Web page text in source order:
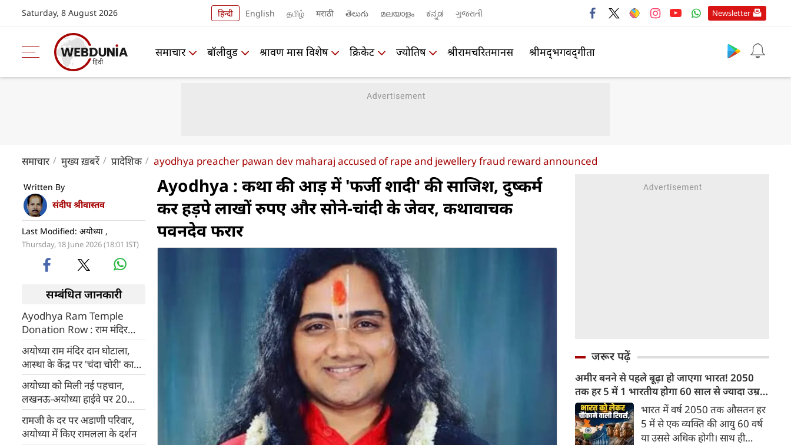
Saturday, 8 August 2026 हिन्दी English தமிழ் मराठी తెలుగు മലയാളം ಕನ್ನಡ ગુજરાતી Newsletter
समाचार बॉलीवुड श्रावण मास विशेष क्रिकेट ज्योतिष श्रीरामचरितमानस श्रीमद्‍भगवद्‍गीता
समाचार मुख्य ख़बरें प्रादेशिक ayodhya preacher pawan dev maharaj accused of rape and jewellery fraud reward announced
Written By
संदीप श्रीवास्तव
Last Modified: अयोध्या ,
Thursday, 18 June 2026 (18:01 IST)
सम्बंधित जानकारी
Ayodhya Ram Temple
Donation Row : राम मंदिर
चढ़ावा घोटाले में SIT का बड़ा
एक्शन, ट्रस्टी अनिल मिश्रा तलब; 5
आरोपियों ने खोले कई बड़े नाम
अयोध्या राम मंदिर दान घोटाला,
आस्था के केंद्र पर 'चंदा चोरी' का
साया, SIT जांच से मचा हड़कंप
अयोध्या को मिली नई पहचान,
लखनऊ-अयोध्या हाईवे पर 20
करोड़ की लागत से बने भव्य प्रवेश
द्वार
रामजी के दर पर अडाणी परिवार,
अयोध्या में किए रामलला के दर्शन
Ayodhya : कथा की आड़ में 'फर्जी शादी' की साजिश, दुष्कर्म
कर हड़पे लाखों रुपए और सोने-चांदी के जेवर, कथावाचक
पवनदेव फरार
जरूर पढ़ें
अमीर बनने से पहले बूढ़ा हो जाएगा भारत! 2050
तक हर 5 में 1 भारतीय होगा 60 साल से ज्यादा उम्र
का
भारत में वर्ष 2050 तक औसतन हर
5 में से एक व्यक्ति की आयु 60 वर्ष
या उससे अधिक होगी। साथ ही